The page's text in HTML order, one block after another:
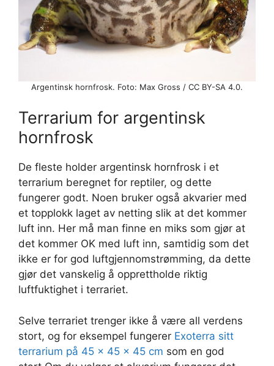
Argentinsk hornfrosk. Foto: Max Gross / CC BY-SA 4.0.
Terrarium for argentinsk
hornfrosk
De fleste holder argentinsk hornfrosk i et
terrarium beregnet for reptiler, og dette
fungerer godt. Noen bruker også akvarier med
et topplokk laget av netting slik at det kommer
luft inn. Her må man finne en miks som gjør at
det kommer OK med luft inn, samtidig som det
ikke er for god luftgjennomstrømming, da dette
gjør det vanskelig å opprettholde riktig
luftfuktighet i terrariet.
Selve terrariet trenger ikke å være all verdens
stort, og for eksempel fungerer Exoterra sitt
terrarium på 45 x 45 x 45 cm som en god